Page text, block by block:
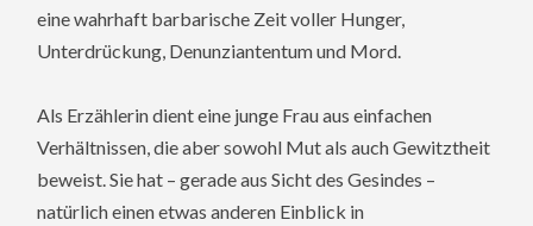
eine wahrhaft barbarische Zeit voller Hunger,
Unterdrückung, Denunziantentum und Mord.
Als Erzählerin dient eine junge Frau aus einfachen
Verhältnissen, die aber sowohl Mut als auch Gewitztheit
beweist. Sie hat – gerade aus Sicht des Gesindes –
natürlich einen etwas anderen Einblick in